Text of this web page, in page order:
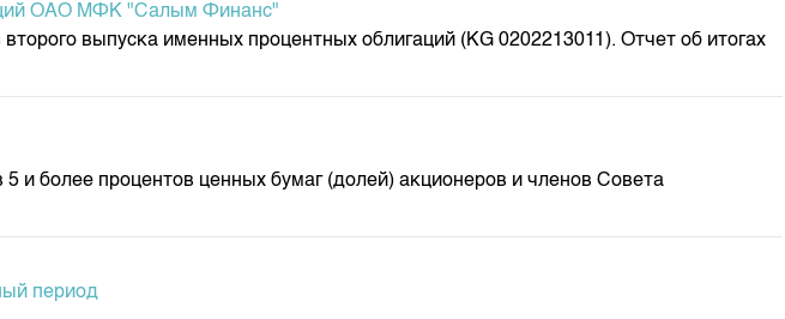
ОАО МФК "Салым Финанс"
выпуска именных процентных облигаций (KG 0202213011). Отчет об итогах
более процентов ценных бумаг (долей) акционеров и членов Совета
период